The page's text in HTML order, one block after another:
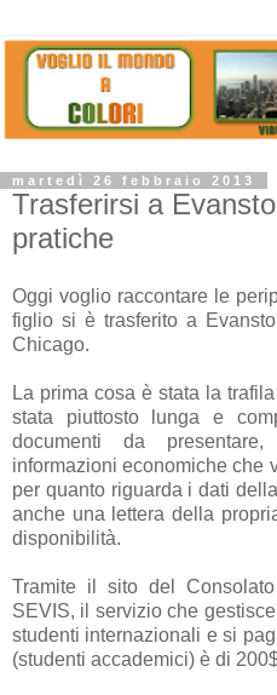
martedì 26 febbraio 2013
Trasferirsi a
pratiche
Oggi voglio raccontare le
figlio si è trasferito a
Chicago.
La prima cosa è stata la
stata piuttosto lunga e
documenti da
informazioni economiche che
per quanto riguarda i dati
anche una lettera della
disponibilità.
Tramite il sito del
SEVIS, il servizio che
studenti internazionali e si
(studenti accademici) è di